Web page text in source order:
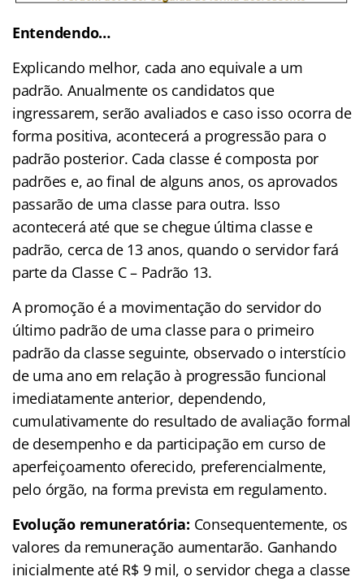
Entendendo…
Explicando melhor, cada ano equivale a um
padrão. Anualmente os candidatos que
ingressarem, serão avaliados e caso isso ocorra de
forma positiva, acontecerá a progressão para o
padrão posterior. Cada classe é composta por
padrões e, ao final de alguns anos, os aprovados
passarão de uma classe para outra. Isso
acontecerá até que se chegue última classe e
padrão, cerca de 13 anos, quando o servidor fará
parte da Classe C – Padrão 13.
A promoção é a movimentação do servidor do
último padrão de uma classe para o primeiro
padrão da classe seguinte, observado o interstício
de uma ano em relação à progressão funcional
imediatamente anterior, dependendo,
cumulativamente do resultado de avaliação formal
de desempenho e da participação em curso de
aperfeiçoamento oferecido, preferencialmente,
pelo órgão, na forma prevista em regulamento.
Evolução remuneratória: Consequentemente, os
valores da remuneração aumentarão. Ganhando
inicialmente até R$ 9 mil, o servidor chega a classe